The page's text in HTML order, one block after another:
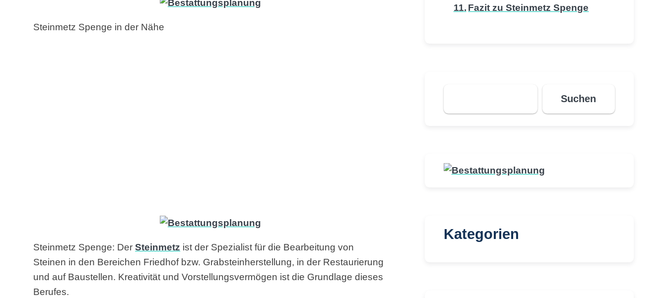
Steinmetz Spenge in der Nähe
Steinmetz Spenge: DerSteinmetz ist der Spezialist für die Bearbeitung von
Steinen in den Bereichen Friedhof bzw. Grabsteinherstellung, in der Restaurierung
und auf Baustellen. Kreativität und Vorstellungsvermögen ist die Grundlage dieses
Berufes.
Fazit zu Steinmetz Spenge
Suchen
Suchen
Kategorien